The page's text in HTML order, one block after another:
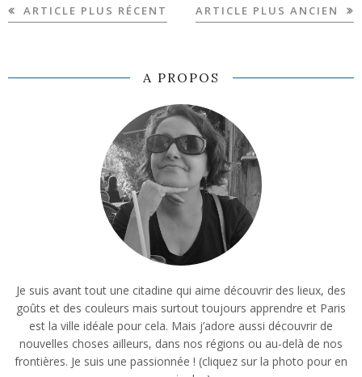
ARTICLE PLUS RÉCENT ARTICLE PLUS ANCIEN
A PROPOS
Je suis avant tout une citadine qui aime découvrir des lieux, des
goûts et des couleurs mais surtout toujours apprendre et Paris
est la ville idéale pour cela. Mais j’adore aussi découvrir de
nouvelles choses ailleurs, dans nos régions ou au-delà de nos
frontières. Je suis une passionnée ! (cliquez sur la photo pour en